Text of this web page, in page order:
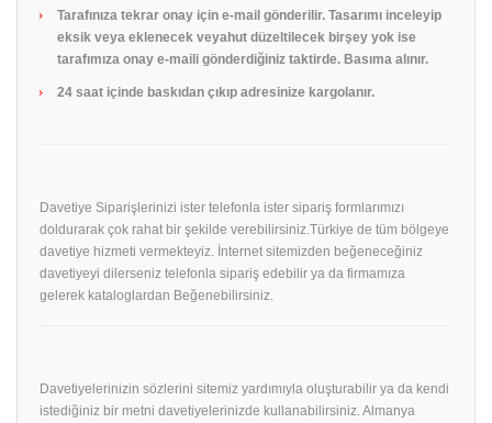
Tarafınıza tekrar onay için e-mail gönderilir. Tasarımı inceleyip
eksik veya eklenecek veyahut düzeltilecek birşey yok ise
tarafımıza onay e-maili gönderdiğiniz taktirde. Basıma alınır.
24 saat içinde baskıdan çıkıp adresinize kargolanır.
Davetiye Siparişlerinizi ister telefonla ister sipariş formlarımızı
doldurarak çok rahat bir şekilde verebilirsiniz.Türkiye de tüm bölgeye
davetiye hizmeti vermekteyiz. İnternet sitemizden beğeneceğiniz
davetiyeyi dilerseniz telefonla sipariş edebilir ya da firmamıza
gelerek kataloglardan Beğenebilirsiniz.
Davetiyelerinizin sözlerini sitemiz yardımıyla oluşturabilir ya da kendi
istediğiniz bir metni davetiyelerinizde kullanabilirsiniz. Almanya